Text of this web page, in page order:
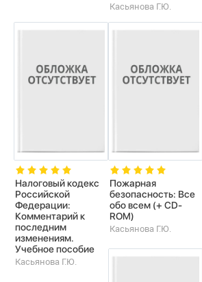
Касьянова Г.Ю.
Налоговый кодекс
Российской
Федерации:
Комментарий к
последним
изменениям.
Учебное пособие
Касьянова Г.Ю.
Пожарная
безопасность: Все
обо всем (+ CD-
ROM)
Касьянова Г.Ю.